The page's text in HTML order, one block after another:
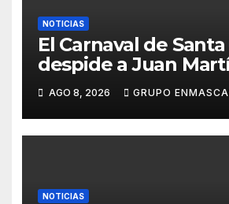
NOTICIAS
El Carnaval de
despide a Juan
inolvidable
AGO 8, 2026 GRUPO
NOTICIAS